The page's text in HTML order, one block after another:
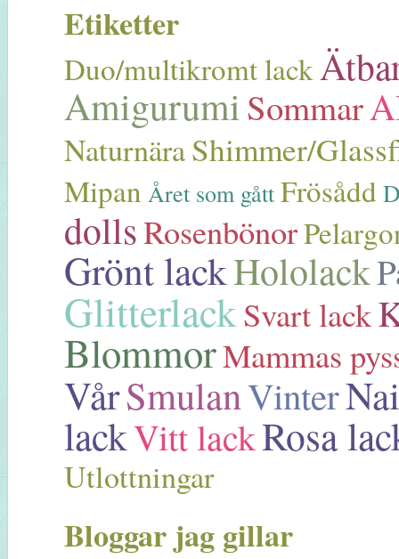
Etiketter
Duo/multikromt lack
AmigurumiSommar
NaturnäraShimmer/
Mipan Året som gått Frösådd
dollsRosenbönor
Grönt lackHololack
GlitterlackSvart lack
BlommorMammas
VårSmulanVinter
lackVitt lackRosa
Utlottningar
Bloggar jag gillar